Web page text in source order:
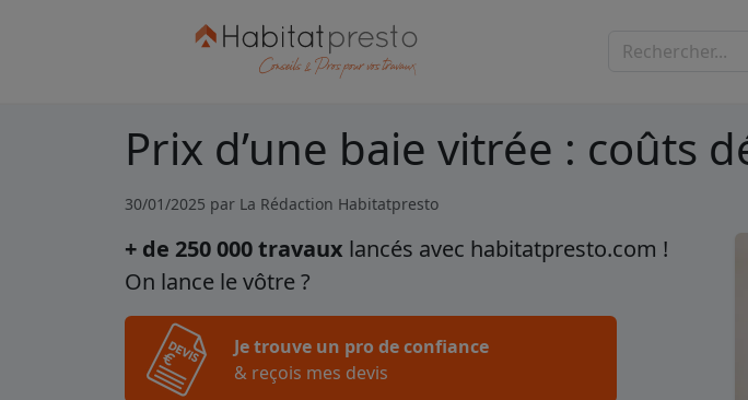
Prix d’une baie vitrée : coûts
30/01/2025 par La Rédaction Habitatpresto
+ de 250 000 travaux lancés avec habitatpresto.com !
On lance le vôtre ?
Je trouve un pro de confiance
& reçois mes devis